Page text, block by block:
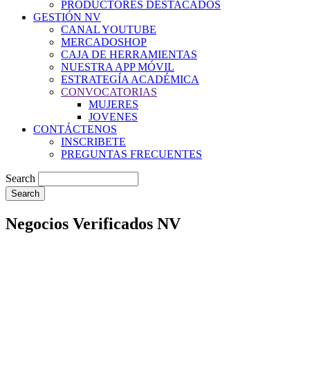
PRODUCTORES DESTACADOS
GESTIÓN NV
CANAL YOUTUBE
MERCADOSHOP
CAJA DE HERRAMIENTAS
NUESTRA APP MÓVIL
ESTRATEGÍA ACADÉMICA
CONVOCATORIAS
MUJERES
JOVENES
CONTÁCTENOS
INSCRIBETE
PREGUNTAS FRECUENTES
Search
Negocios Verificados NV